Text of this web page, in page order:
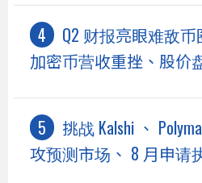
Q2 财报亮眼难敌币
加密币营收重挫、股价
挑战 Kalshi 、
攻预测市场、 8 月申请